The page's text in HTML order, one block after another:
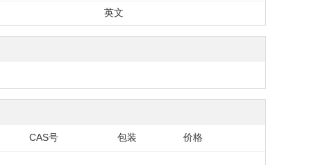
英文
CAS号 包装 价格